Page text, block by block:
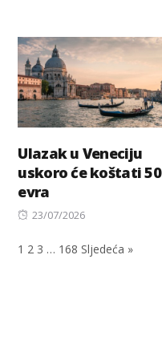
Ulazak u Veneciju
uskoro će koštati 50
evra
Posted
23/07/2026
1 2 3 … 168 Sljedeća »